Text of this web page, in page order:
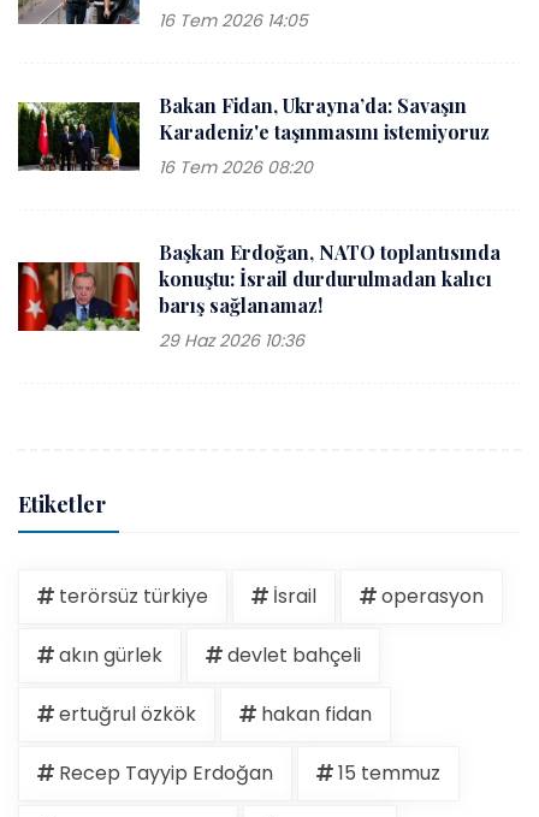
16 Tem 2026 14:05
Bakan Fidan, Ukrayna’da: Savaşın
Karadeniz'e taşınmasını istemiyoruz
16 Tem 2026 08:20
Başkan Erdoğan, NATO toplantısında
konuştu: İsrail durdurulmadan kalıcı
barış sağlanamaz!
29 Haz 2026 10:36
Etiketler
terörsüz türkiye İsrail operasyon
akın gürlek devlet bahçeli
ertuğrul özkök hakan fidan
Recep Tayyip Erdoğan 15 temmuz